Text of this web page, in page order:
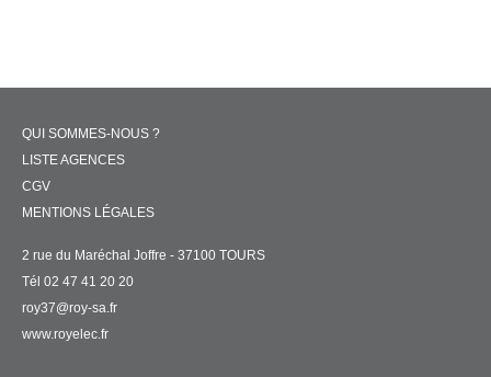
QUI SOMMES-NOUS ?
LISTE AGENCES
CGV
MENTIONS LÉGALES
2 rue du Maréchal Joffre - 37100 TOURS
Tél 02 47 41 20 20
roy37@roy-sa.fr
www.royelec.fr